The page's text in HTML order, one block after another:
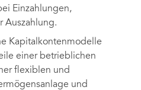
Einzahlungen,
Auszahlung.
Kapitalkontenmodelle
einer betrieblichen
flexiblen und
und